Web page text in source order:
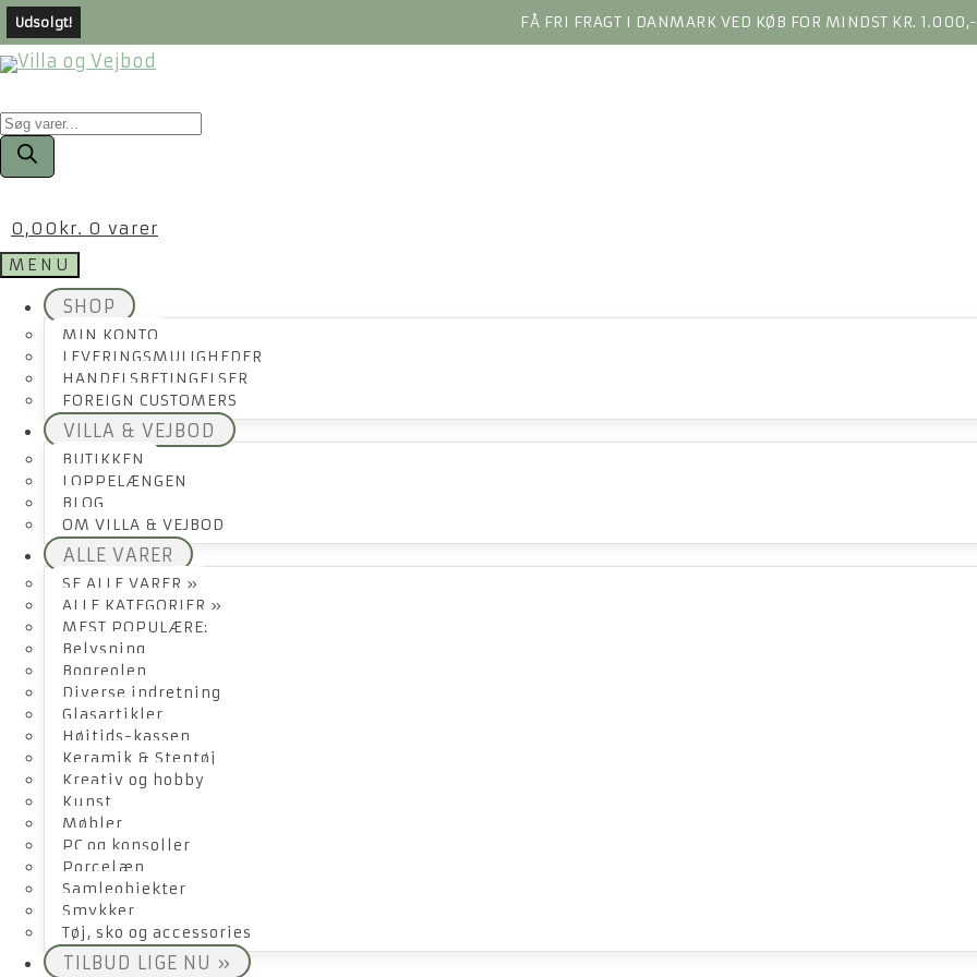
FÅ FRI FRAGT I DANMARK VED KØB FOR MINDST KR. 1.000,-
Products
search
0,00 kr. 0 varer
MENU
SHOP
MIN KONTO
LEVERINGSMULIGHEDER
HANDELSBETINGELSER
FOREIGN CUSTOMERS
VILLA & VEJBOD
BUTIKKEN
LOPPELÆNGEN
BLOG
OM VILLA & VEJBOD
ALLE VARER
SE ALLE VARER »
ALLE KATEGORIER »
MEST POPULÆRE:
Belysning
Bogreolen
Diverse indretning
Glasartikler
Højtids-kassen
Keramik & Stentøj
Kreativ og hobby
Kunst
Møbler
PC og konsoller
Porcelæn
Samleobjekter
Smykker
Tøj, sko og accessories
TILBUD LIGE NU »
Udsolgt!